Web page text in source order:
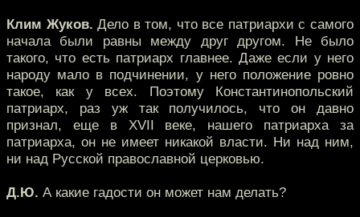
Клим Жуков. Дело в том, что все патриархи с самого
начала были равны между друг другом. Не было
такого, что есть патриарх главнее. Даже если у него
народу мало в подчинении, у него положение ровно
такое, как у всех. Поэтому Константинопольский
патриарх, раз уж так получилось, что он давно
признал, еще в XVII веке, нашего патриарха за
патриарха, он не имеет никакой власти. Ни над ним,
ни над Русской православной церковью.
Д.Ю. А какие гадости он может нам делать?